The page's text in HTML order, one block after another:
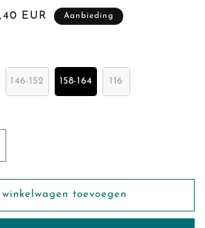
EUR Aanbieding
146-152 158-164 116
toevoegen